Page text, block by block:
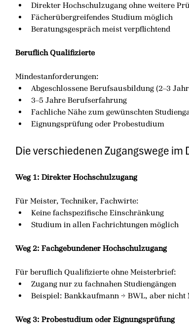
Direkter Hochschulzugang ohne weitere
Fächerübergreifendes Studium möglich
Beratungsgespräch meist verpflichtend
Beruflich Qualifizierte
Mindestanforderungen:
Abgeschlossene Berufsausbildung (2–3
3–5 Jahre Berufserfahrung
Fachliche Nähe zum gewünschten
Eignungsprüfung oder Probestudium
Die verschiedenen Zugangswege im
Weg 1: Direkter Hochschulzugang
Für Meister, Techniker, Fachwirte:
Keine fachspezifische Einschränkung
Studium in allen Fachrichtungen möglich
Weg 2: Fachgebundener Hochschulzugang
Für beruflich Qualifizierte ohne Meisterbrief:
Zugang nur zu fachnahen Studiengängen
Beispiel: Bankkaufmann → BWL, aber nicht
Weg 3: Probestudium oder Eignungsprüfung